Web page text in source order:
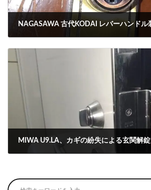
MIWA U9.LA、カギの紛失による玄関解錠